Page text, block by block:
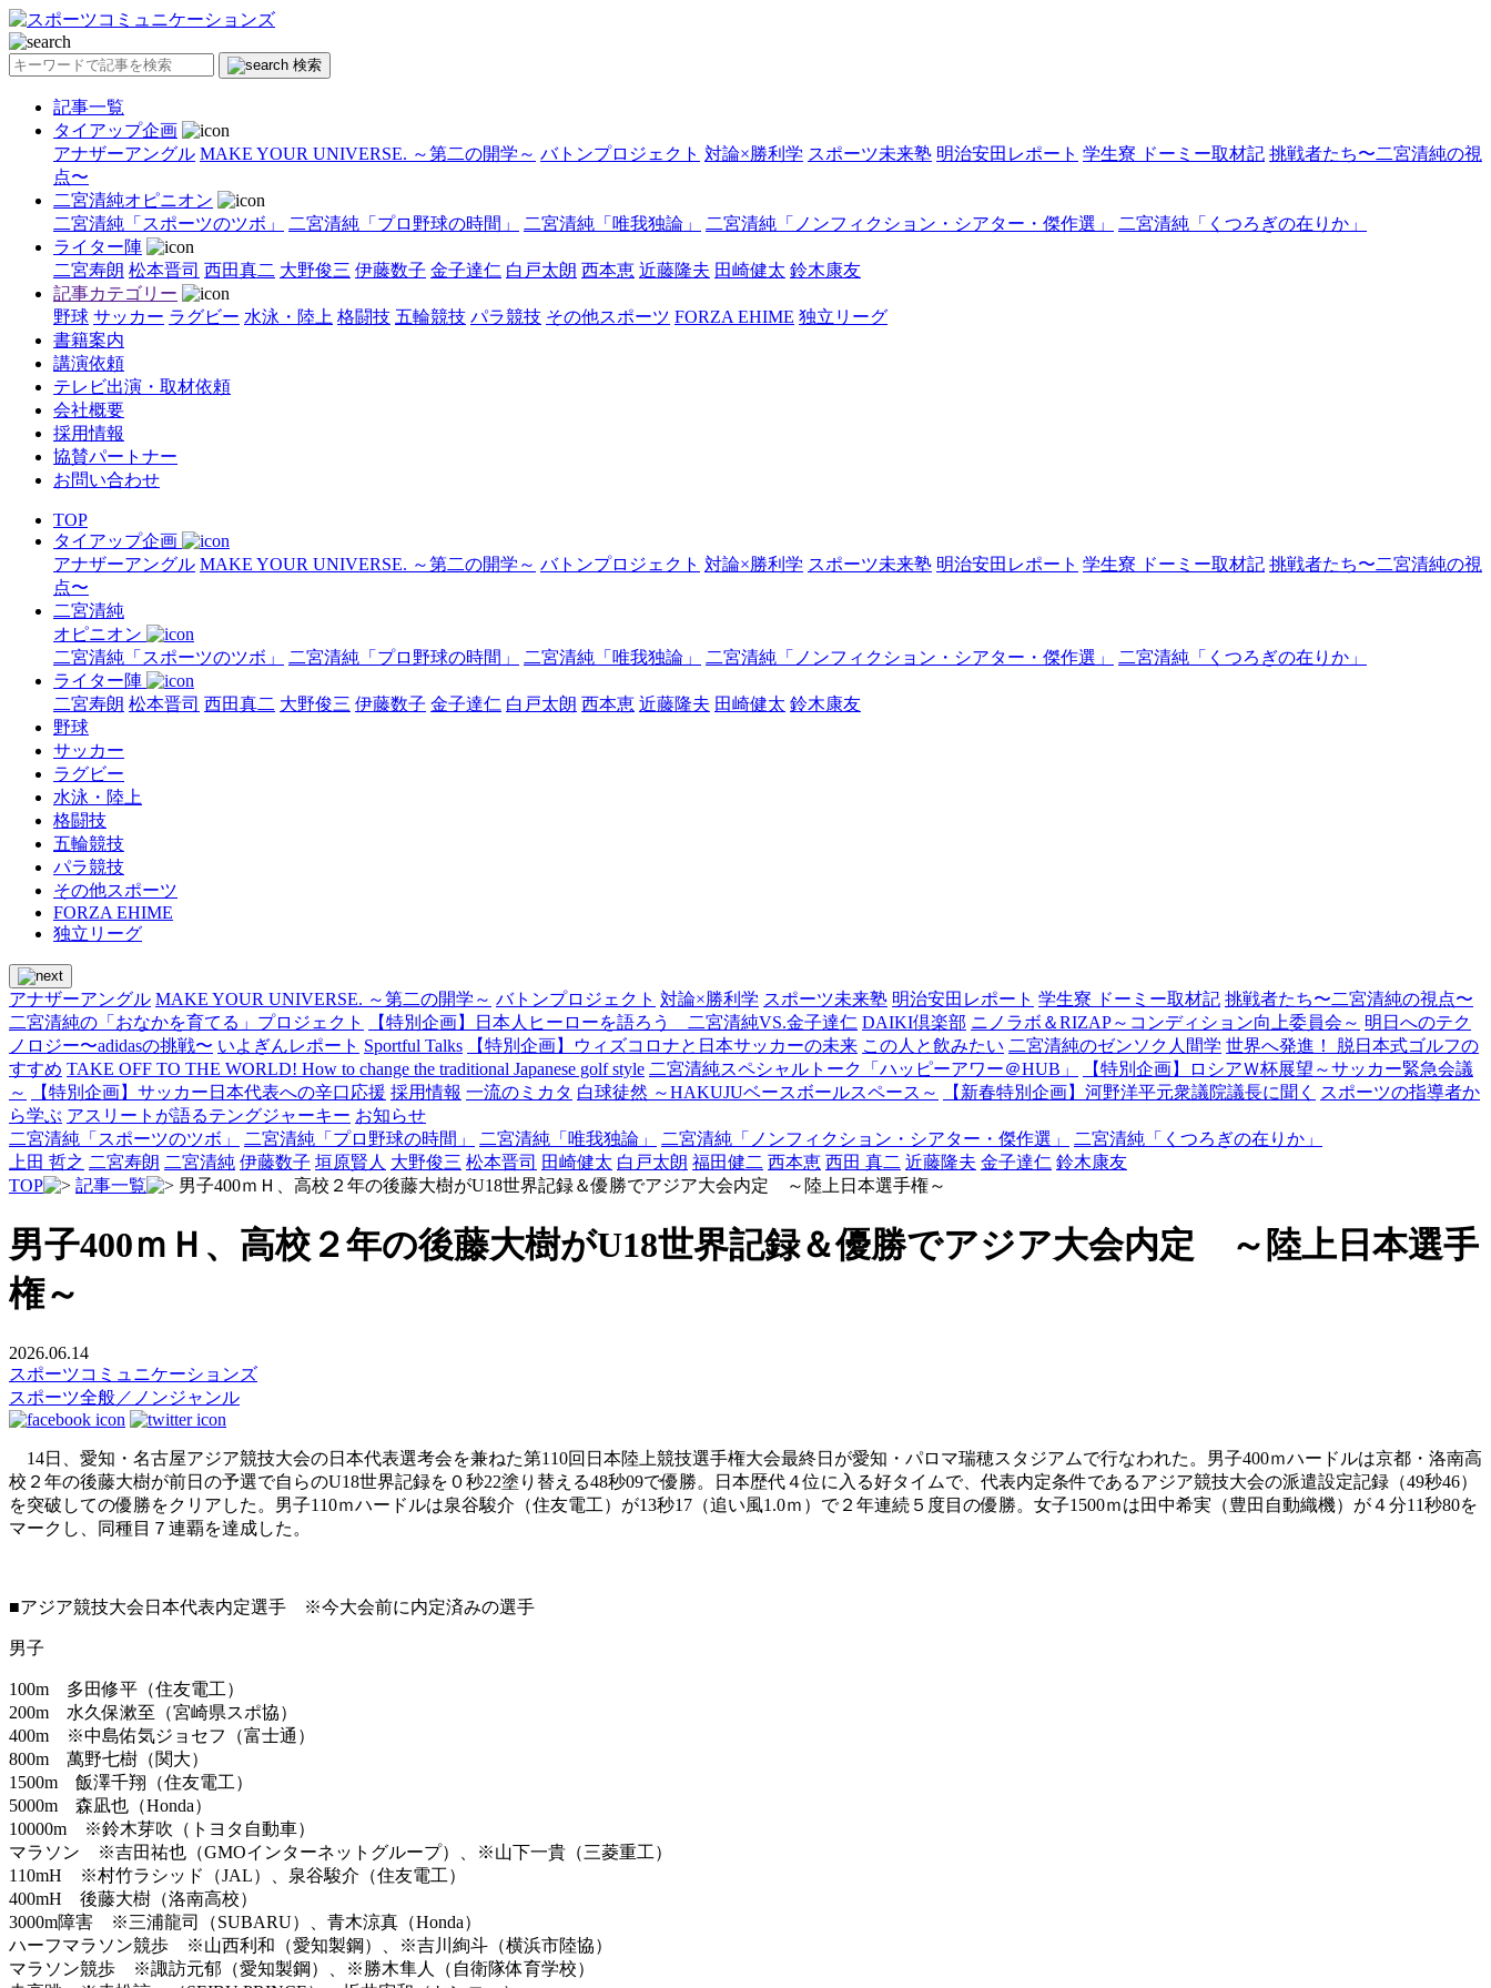
検索
記事一覧
タイアップ企画
アナザーアングル MAKE YOUR UNIVERSE. ～第二の開学～ バトンプロジェクト 対論×勝利学 スポーツ未来塾 明治安田レポート 学生寮 ドーミー取材記 挑戦者たち〜二宮清純の視
点〜
二宮清純オピニオン
二宮清純「スポーツのツボ」
二宮清純「プロ野球の時間」 二宮清純「唯我独論」 二宮清純「ノンフィクション・シアター・傑作選」
二宮清純「くつろぎの在りか」
ライター陣
二宮寿朗 松本晋司 西田真二 大野俊三 伊藤数子 金子達仁 白戸太朗 西本恵 近藤隆夫 田崎健太 鈴木康友
記事カテゴリー
野球 サッカー ラグビー 水泳・陸上 格闘技 五輪競技 パラ競技 その他スポーツ FORZA EHIME 独立リーグ
書籍案内
講演依頼
テレビ出演・取材依頼
会社概要
採用情報
協賛パートナー
お問い合わせ
TOP
タイアップ企画
アナザーアングル MAKE YOUR UNIVERSE. ～第二の開学～ バトンプロジェクト 対論×勝利学 スポーツ未来塾 明治安田レポート 学生寮 ドーミー取材記 挑戦者たち〜二宮清純の視
点〜
二宮清純
オピニオン
二宮清純「スポーツのツボ」
二宮清純「プロ野球の時間」 二宮清純「唯我独論」 二宮清純「ノンフィクション・シアター・傑作選」
二宮清純「くつろぎの在りか」
ライター陣
二宮寿朗 松本晋司 西田真二 大野俊三 伊藤数子 金子達仁 白戸太朗 西本恵 近藤隆夫 田崎健太 鈴木康友
野球
サッカー
ラグビー
水泳・陸上
格闘技
五輪競技
パラ競技
その他スポーツ
FORZA EHIME
独立リーグ
アナザーアングル MAKE YOUR UNIVERSE. ～第二の開学～ バトンプロジェクト 対論×勝利学 スポーツ未来塾 明治安田レポート 学生寮 ドーミー取材記 挑戦者たち〜二宮清純の視点〜
二宮清純の「おなかを育てる」プロジェクト
【特別企画】日本人ヒーローを語ろう 二宮清純VS.金子達仁 DAIKI倶楽部 ニノラボ＆RIZAP～コンディション向上委員会～ 明日へのテク
ノロジー〜adidasの挑戦〜 いよぎんレポート Sportful Talks 【特別企画】ウィズコロナと日本サッカーの未来 この人と飲みたい 二宮清純のゼンソク人間学 世界へ発進！ 脱日本式ゴルフの
すすめ TAKE OFF TO THE WORLD! How to change the traditional Japanese golf style 二宮清純スペシャルトーク「ハッピーアワー＠HUB」
【特別企画】ロシアＷ杯展望～サッカー緊急会議
～
【特別企画】サッカー日本代表への辛口応援 採用情報 一流のミカタ 白球徒然 ～HAKUJUベースボールスペース～ 【新春特別企画】河野洋平元衆議院議長に聞く
スポーツの指導者か
ら学ぶ アスリートが語るテングジャーキー お知らせ
二宮清純「スポーツのツボ」
二宮清純「プロ野球の時間」 二宮清純「唯我独論」 二宮清純「ノンフィクション・シアター・傑作選」
二宮清純「くつろぎの在りか」
上田 哲之 二宮寿朗 二宮清純 伊藤数子 垣原賢人 大野俊三 松本晋司 田崎健太 白戸太朗 福田健二 西本恵 西田 真二 近藤隆夫 金子達仁 鈴木康友
TOP
記事一覧 男子400ｍＨ、高校２年の後藤大樹がU18世界記録＆優勝でアジア大会内定 ～陸上日本選手権～
男子400ｍＨ、高校２年の後藤大樹がU18世界記録＆優勝でアジア大会内定 ～陸上日本選手
権～
2026.06.14
スポーツコミュニケーションズ
スポーツ全般／ノンジャンル
14日、愛知・名古屋アジア競技大会の日本代表選考会を兼ねた第110回日本陸上競技選手権大会最終日が愛知・パロマ瑞穂スタジアムで行なわれた。男子400ｍハードルは京都・洛南高
校２年の後藤大樹が前日の予選で自らのU18世界記録を０秒22塗り替える48秒09で優勝。日本歴代４位に入る好タイムで、代表内定条件であるアジア競技大会の派遣設定記録（49秒46）
を突破しての優勝をクリアした。男子110ｍハードルは泉谷駿介（住友電工）が13秒17（追い風1.0ｍ）で２年連続５度目の優勝。女子1500ｍは田中希実（豊田自動織機）が４分11秒80を
マークし、同種目７連覇を達成した。
■アジア競技大会日本代表内定選手 ※今大会前に内定済みの選手
男子
100m 多田修平（住友電工）
200m 水久保漱至（宮崎県スポ協）
400m ※中島佑気ジョセフ（富士通）
800m 萬野七樹（関大）
1500m 飯澤千翔（住友電工）
5000m 森凪也（Honda）
10000m ※鈴木芽吹（トヨタ自動車）
マラソン ※吉田祐也（GMOインターネットグループ）、※山下一貴（三菱重工）
110mH ※村竹ラシッド（JAL）、泉谷駿介（住友電工）
400mH 後藤大樹（洛南高校）
3000m障害 ※三浦龍司（SUBARU）、青木涼真（Honda）
ハーフマラソン競歩 ※山西利和（愛知製鋼）、※吉川絢斗（横浜市陸協）
マラソン競歩 ※諏訪元郁（愛知製鋼）、※勝木隼人（自衛隊体育学校）